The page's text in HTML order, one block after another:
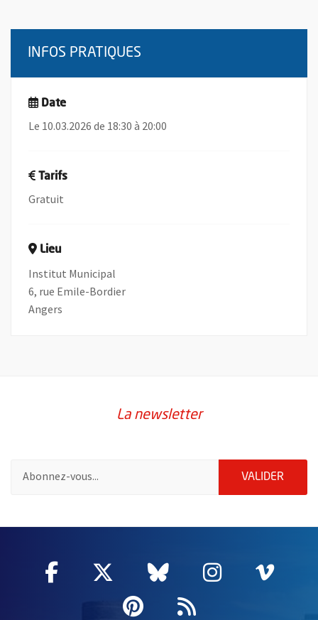
INFOS PRATIQUES
Date
Le 10.03.2026 de 18:30 à 20:00
Tarifs
Gratuit
Lieu
Institut Municipal
6, rue Emile-Bordier
Angers
La newsletter
VALIDER
Facebook
, Ouvre une nouvelle fenêtre
Twitter
, Ouvre une nouvelle
Bluesky
, Ouvre une
Instagram
, Ouvre
,
Pinterest
, Ouvre une
Flux RSS